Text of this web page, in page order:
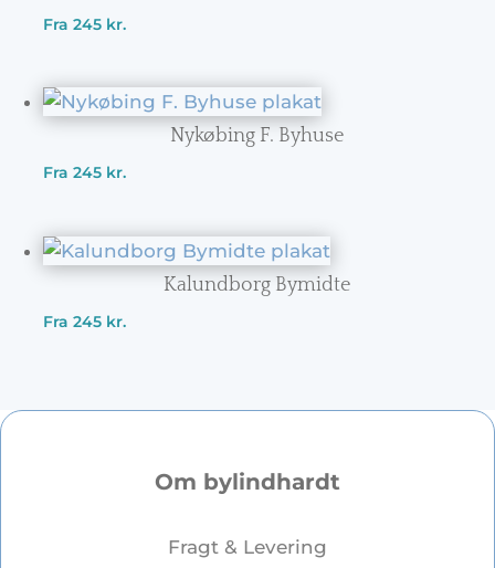
Fra245 kr.
Nykøbing F. Byhuse
Fra245 kr.
Kalundborg Bymidte
Fra245 kr.
Om bylindhardt
Fragt & Levering